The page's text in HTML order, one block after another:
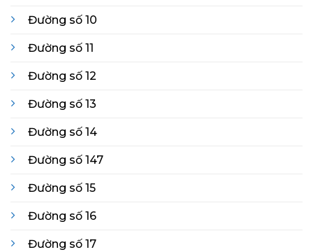
Đường số 10
Đường số 11
Đường số 12
Đường số 13
Đường số 14
Đường số 147
Đường số 15
Đường số 16
Đường số 17